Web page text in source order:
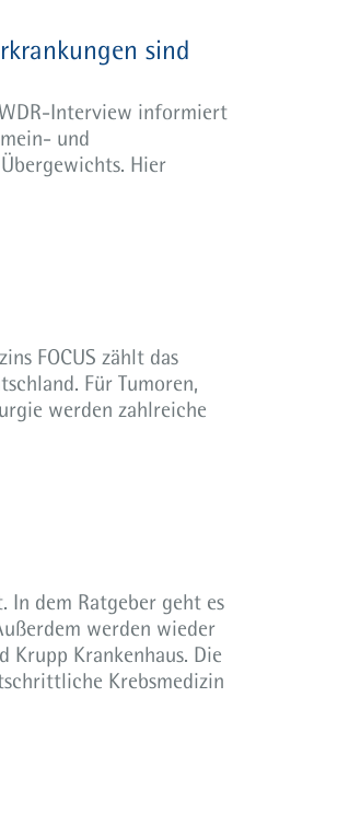
sind
Interview informiert
und
Hier
FOCUS zählt das
Für Tumoren,
werden zahlreiche
In dem Ratgeber geht es
werden wieder
Krankenhaus. Die
Krebsmedizin